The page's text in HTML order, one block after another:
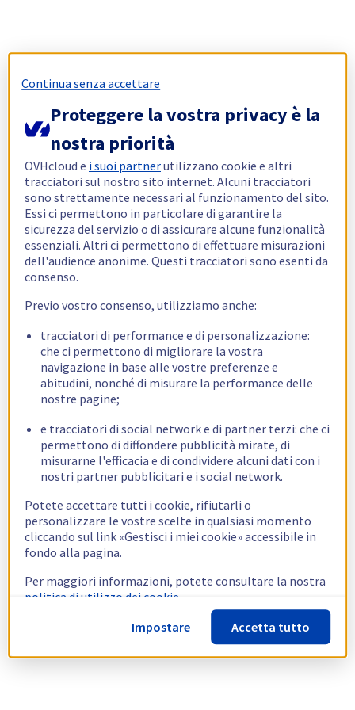
Continua senza accettare
Proteggere la vostra privacy è la
nostra priorità
OVHcloud e i suoi partnerutilizzano cookie e altri
tracciatori sul nostro sito internet. Alcuni tracciatori
sono strettamente necessari al funzionamento del sito.
Essi ci permettono in particolare di garantire la
sicurezza del servizio o di assicurare alcune funzionalità
essenziali. Altri ci permettono di effettuare misurazioni
dell'audience anonime. Questi tracciatori sono esenti da
consenso.
Previo vostro consenso, utilizziamo anche:
tracciatori di performance e di personalizzazione:
che ci permettono di migliorare la vostra
navigazione in base alle vostre preferenze e
abitudini, nonché di misurare la performance delle
nostre pagine;
e tracciatori di social network e di partner terzi: che ci
permettono di diffondere pubblicità mirate, di
misurarne l'efficacia e di condividere alcuni dati con i
nostri partner pubblicitari e i social network.
Potete accettare tutti i cookie, rifiutarli o
personalizzare le vostre scelte in qualsiasi momento
cliccando sul link «Gestisci i miei cookie» accessibile in
fondo alla pagina.
Per maggiori informazioni, potete consultare la nostra
politica di utilizzo dei cookie.
Impostare
Accetta tutto